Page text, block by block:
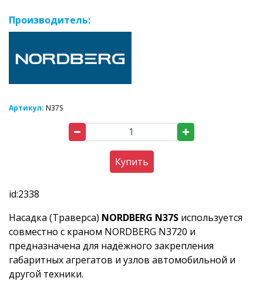
Производитель:
Артикул: N37S
Купить
id:2338
Насадка (Траверса) NORDBERG N37S используется
совместно с краном NORDBERG N3720 и
предназначена для надёжного закрепления
габаритных агрегатов и узлов автомобильной и
другой техники.